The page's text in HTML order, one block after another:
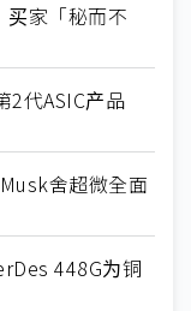
家「秘而不
代ASIC产品
舍超微全面
448G为铜